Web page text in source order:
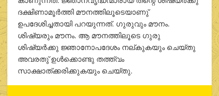
ദക്ഷിണാമൂര്‍ത്തി മൗനത്തിലൂടെയാണു്
ഉപദേശിച്ചതായി പറയുന്നത്. ഗുരുവും മൗനം.
ശിഷ്യരും മൗനം. ആ മൗനത്തിലൂടെ ഗുരു
ശിഷ്യര്‍ക്കു ജ്ഞാനോപദേശം നല്കുകയും ചെയ്തു
അവരതു് ഉള്‍ക്കൊണ്ടു തത്ത്വം
സാക്ഷാത്ക്കരിക്കുകയും ചെയ്തു.